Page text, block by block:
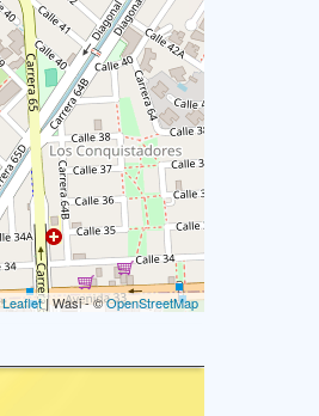
Leaflet| Wasi - ©OpenStreetMap